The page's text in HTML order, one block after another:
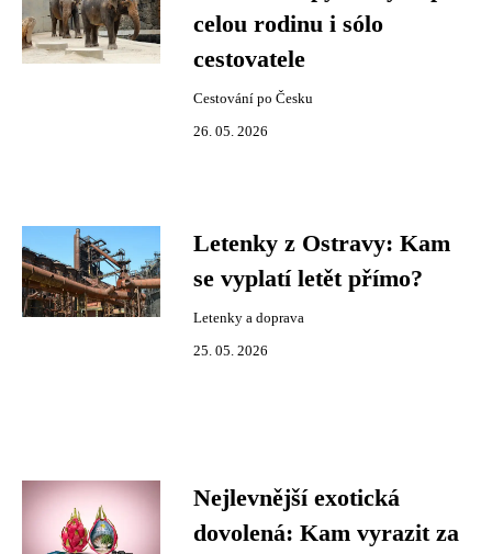
celou rodinu i sólo
cestovatele
Cestování po Česku
26. 05. 2026
Letenky z Ostravy: Kam
se vyplatí letět přímo?
Letenky a doprava
25. 05. 2026
Nejlevnější exotická
dovolená: Kam vyrazit za